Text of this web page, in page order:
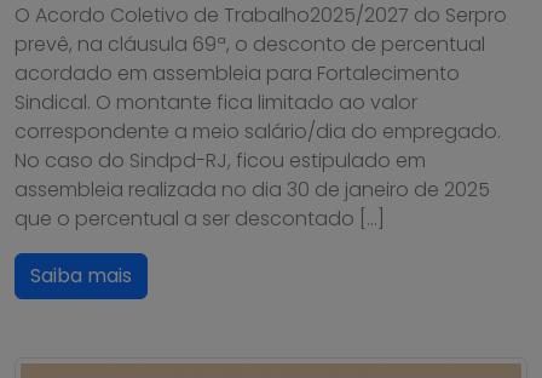
O Acordo Coletivo de Trabalho2025/2027 do Serpro
prevê, na cláusula 69ª, o desconto de percentual
acordado em assembleia para Fortalecimento
Sindical. O montante fica limitado ao valor
correspondente a meio salário/dia do empregado.
No caso do Sindpd-RJ, ficou estipulado em
assembleia realizada no dia 30 de janeiro de 2025
que o percentual a ser descontado […]
Saiba mais